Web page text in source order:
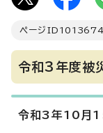
ページID 1013674
令和3年度被
令和3年10月15